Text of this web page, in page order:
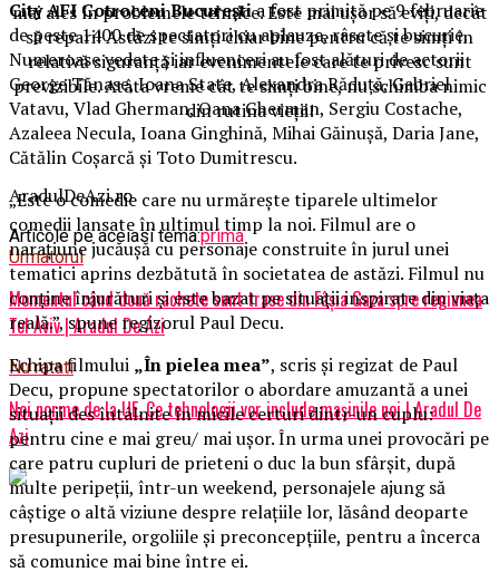
mai ales în problemele tehnice. Este mai uşor să eviţi, decât
să repari! Astăzi te simţi chiar bine pentru că te simţi în
relativă siguranţă iar evenimentele care te privesc sunt
previzibile. Atâta vreme cât te simţi bine, nu schimba nimic
din rutina vieţii!
AradulDeAzi.ro
Articole pe aceiasi tema:prima
Urmatorul
Momentul când două rachete sunt trase din Fâşia Gaza spre regiunea
Tel Aviv | Aradul De Azi
Nu ratati
Noi norme de la UE. Ce tehnologii vor include mașinile noi | Aradul De
Azi
City AFI Cotroceni Bucureștia fost primită pe 9 februarie
de peste 1400 de spectatori cu aplauze, râsete și bucurie.
Numeroase vedete și influenceri au fost alături de actorii
George Tănase, Ioana State, Alexandra Răduță, Gabriel
Vatavu, Vlad Gherman, Oana Gherman, Sergiu Costache,
Azaleea Necula, Ioana Ginghină, Mihai Găinușă, Daria Jane,
Cătălin Coșarcă și Toto Dumitrescu.
„Este o comedie care nu urmărește tiparele ultimelor
comedii lansate în ultimul timp la noi. Filmul are o
narațiune jucăușă cu personaje construite în jurul unei
tematici aprins dezbătută în societatea de astăzi. Filmul nu
conține înjurături și este bazat pe situații inspirate din viața
reală.”, spune regizorul Paul Decu.
Echipa filmului „În pielea mea”, scris și regizat de Paul
Decu, propune spectatorilor o abordare amuzantă a unei
situații des întâlnite în micile certuri dintr-un cuplu:
pentru cine e mai greu/ mai ușor. În urma unei provocări pe
care patru cupluri de prieteni o duc la bun sfârșit, după
multe peripeții, într-un weekend, personajele ajung să
câștige o altă viziune despre relațiile lor, lăsând deoparte
presupunerile, orgoliile și preconcepțiile, pentru a încerca
să comunice mai bine între ei.